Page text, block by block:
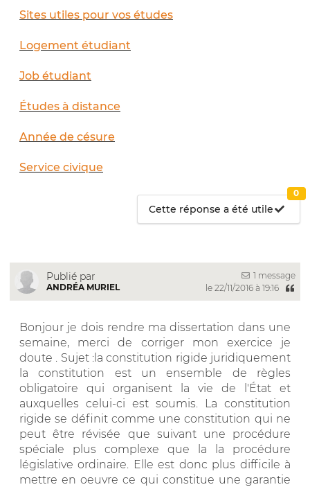
Sites utiles pour vos études
Logement étudiant
Job étudiant
Études à distance
Année de césure
Service civique
Cette réponse a été utile
0
Publié par
ANDRÉA MURIEL
1 message
le 22/11/2016 à 19:16
Bonjour je dois rendre ma dissertation dans une
semaine, merci de corriger mon exercice je
doute . Sujet :la constitution rigide juridiquement
la constitution est un ensemble de règles
obligatoire qui organisent la vie de l'État et
auxquelles celui-ci est soumis. La constitution
rigide se définit comme une constitution qui ne
peut être révisée que suivant une procédure
spéciale plus complexe que la la procédure
législative ordinaire. Elle est donc plus difficile à
mettre en oeuvre ce qui constitue une garantie